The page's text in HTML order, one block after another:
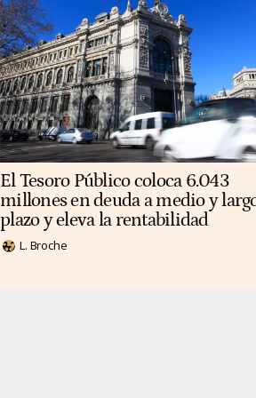
El Tesoro Público coloca 6.043
millones en deuda a medio y
plazo y eleva la rentabilidad
L. Broche